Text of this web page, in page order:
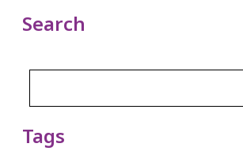
Search
Tags